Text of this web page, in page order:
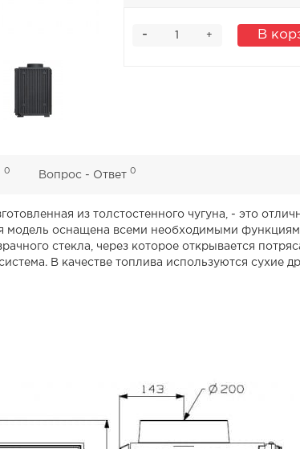
+
- В
0 Вопрос - Ответ 0
из толстостенного чугуна, - это
оснащена всеми необходимыми
стекла, через которое открывается
В качестве топлива используются сухие